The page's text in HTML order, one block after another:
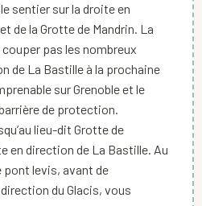
sentier sur la droite en
de la Grotte de Mandrin. La
pas les nombreux
de La Bastille à la prochaine
sur Grenoble et le
de protection.
lieu-dit Grotte de
en direction de La Bastille. Au
pont levis, avant de
du Glacis, vous